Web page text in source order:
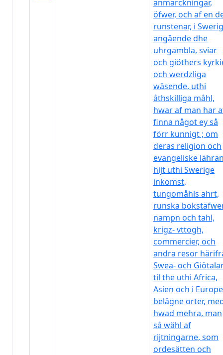
anmärckningar,
öfwer, och af en
runstenar, i
angående dhe
uhrgambla, sviar
och giöthers
och werdzliga
wäsende, uthi
åthskilliga måhl,
hwar af man har
finna något ey så
förr kunnigt ; om
deras religion och
evangeliske
hijt uthi Swerige
inkomst,
tungomåhls ahrt,
runska
nampn och tahl,
krigz- vttogh,
commercier, och
andra resor
Swea- och
til the uthi Africa,
Asien och i
belägne orter,
hwad mehra, man
så wähl af
rijtningarne, som
ordesätten och